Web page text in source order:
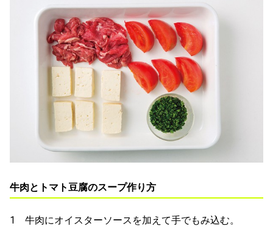
牛肉とトマト豆腐のスープ作り方
1 牛肉にオイスターソースを加えて手でもみ込む。